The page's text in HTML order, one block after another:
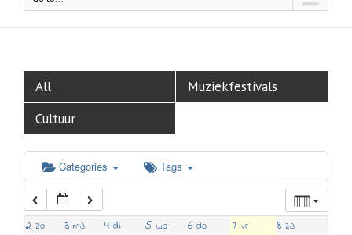
All
Muziekfestivals
Cultuur
Categories Tags
2 zo 3 ma 4 di 5 wo 6 do 7 vr 8 za
04:00
05:00
06:00
07:00